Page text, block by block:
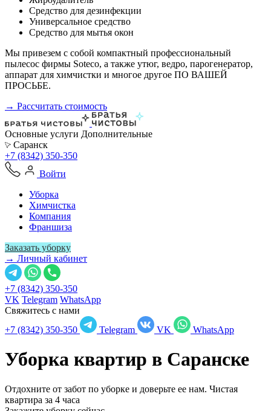
Средство для дезинфекции
Универсальное средство
Средство для мытья окон
Мы привезем с собой компактный профессиональный
пылесос фирмы Soteco, а также утюг, ведро, парогенератор,
аппарат для химчистки и многое другое ПО ВАШЕЙ
ПРОСЬБЕ.
→ Рассчитать стоимость
Основные услуги Дополнительные
Саранск
+7 (8342) 350-350
Войти
Уборка
Химчистка
Компания
Франшиза
Заказать уборку
→ Личный кабинет
+7 (8342) 350-350
VK Telegram WhatsApp
Свяжитесь с нами
+7 (8342) 350-350
Telegram VK WhatsApp
Уборка квартир в Саранске
Отдохните от забот по уборке и доверьте ее нам. Чистая
квартира за 4 часа